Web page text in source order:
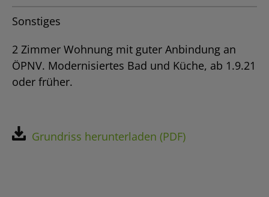
Sonstiges
2 Zimmer Wohnung mit guter Anbindung an
ÖPNV. Modernisiertes Bad und Küche, ab 1.9.21
oder früher.
Grundriss herunterladen (PDF)